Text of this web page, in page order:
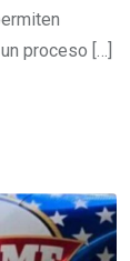
proceso […]